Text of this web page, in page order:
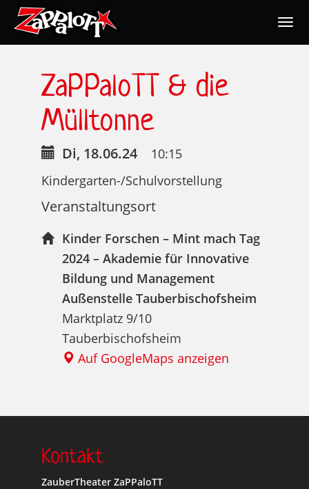
ZaPPaloTT & die
Mülltonne
Di, 18.06.24
10:15
Kindergarten-/Schulvorstellung
Veranstaltungsort
Kinder Forschen – Mint mach Tag
2024 – Akademie für Innovative
Bildung und Management
Außenstelle Tauberbischofsheim
Marktplatz 9/10
Tauberbischofsheim
Auf GoogleMaps anzeigen
Kontakt
ZauberTheater ZaPPaloTT